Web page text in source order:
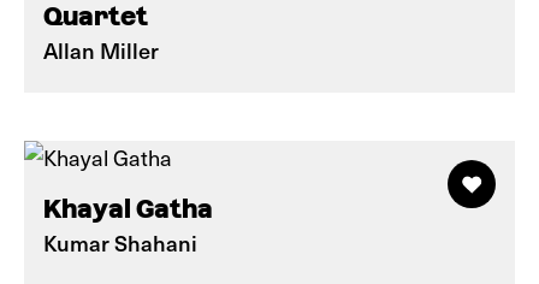
Quartet
Allan Miller
Khayal Gatha
Kumar Shahani